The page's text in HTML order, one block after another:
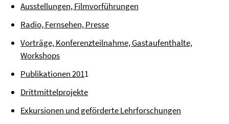
Ausstellungen, Filmvorführungen
Radio, Fernsehen, Presse
Vorträge, Konferenzteilnahme, Gastaufenthalte,
Workshops
Publikationen 2011
Drittmittelprojekte
Exkursionen und geförderte Lehrforschungen